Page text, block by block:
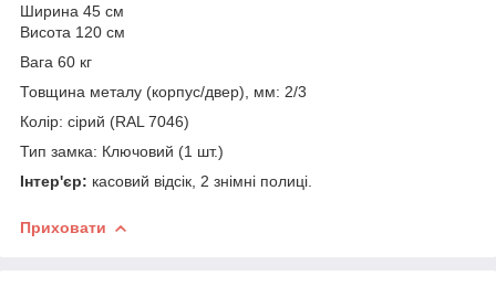
Ширина 45 см
Висота 120 см
Вага 60 кг
Товщина металу (корпус/двер), мм: 2/3
Колір: сірий (RAL 7046)
Тип замка: Ключовий (1 шт.)
Інтер'єр: касовий відсік, 2 знімні полиці.
Приховати